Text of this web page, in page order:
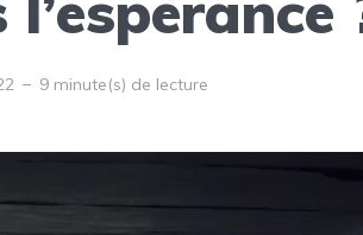
9 minute(s) de lecture